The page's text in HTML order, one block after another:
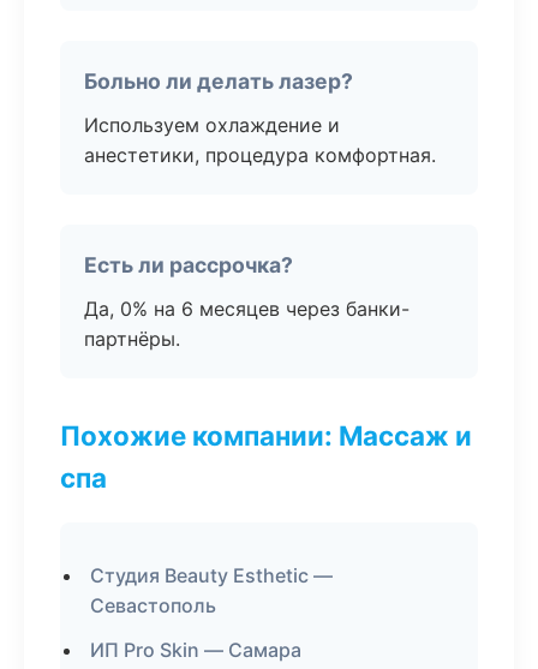
Больно ли делать лазер?
Используем охлаждение и
анестетики, процедура комфортная.
Есть ли рассрочка?
Да, 0% на 6 месяцев через банки-
партнёры.
Похожие компании: Массаж и
спа
Студия Beauty Esthetic —
Севастополь
ИП Pro Skin — Самара